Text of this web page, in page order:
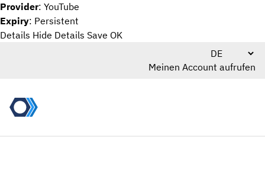
Provider: YouTube
Expiry: Persistent
Details Hide Details Save OK
Meinen Account aufrufen